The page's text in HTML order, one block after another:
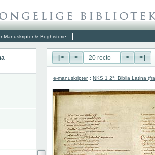
Manuskripter & Boghistorie
|< < > >|
e-manuskripter : NKS 1 2°: Biblia Latina